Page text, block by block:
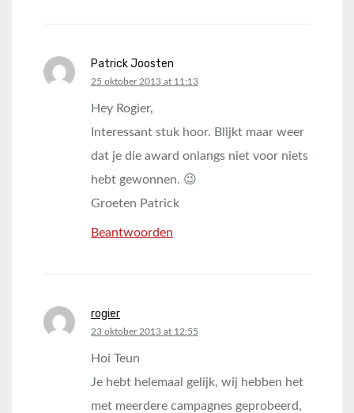
Patrick Joosten
says:
25 oktober 2013 at 11:13
Hey Rogier,
Interessant stuk hoor. Blijkt maar weer
dat je die award onlangs niet voor niets
hebt gewonnen. 😉
Groeten Patrick
Beantwoorden
rogier
says:
23 oktober 2013 at 12:55
Hoi Teun
Je hebt helemaal gelijk, wij hebben het
met meerdere campagnes geprobeerd,